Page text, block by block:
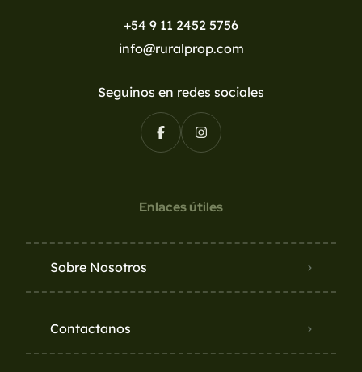
+54 9 11 2452 5756
info@ruralprop.com
Seguinos en redes sociales
Enlaces útiles
Sobre Nosotros
Contactanos